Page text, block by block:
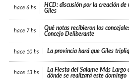
hace 6 hs
HCD: discusión por la creación
Giles
hace 7 hs
Qué notas recibieron los
Concejo Deliberante
hace 10 hs La provincia hará que Giles
hace 13 hs
La Fiesta del Salame Más
dónde se realizará este domingo